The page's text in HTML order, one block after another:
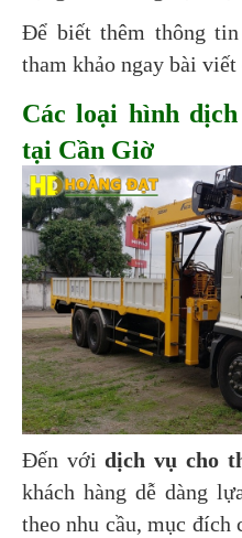
Để biết thêm thông
tham khảo ngay bài
Các loại hình
tại Cần Giờ
Đến với dịch vụ cho
khách hàng dễ dàng
theo nhu cầu, mục đích